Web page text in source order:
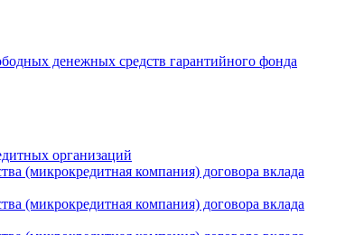
денежных средств гарантийного фонда
организаций
(микрокредитная компания) договора вклада
(микрокредитная компания) договора вклада